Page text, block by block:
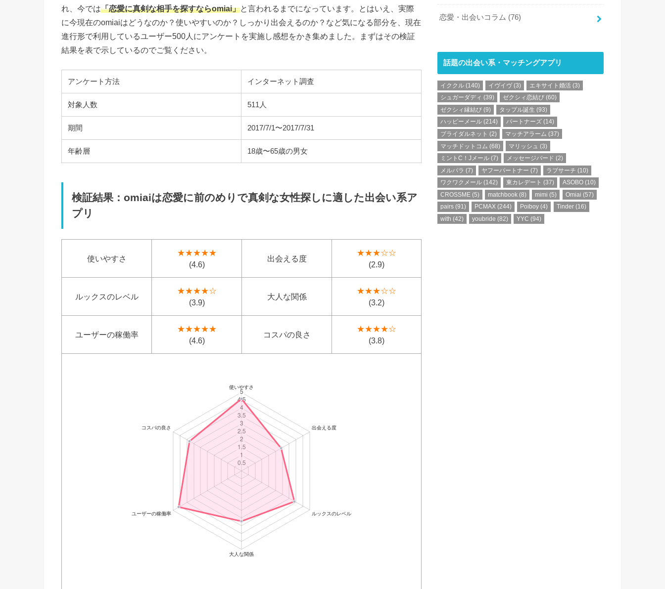
れ、今では「恋愛に真剣な相手を探すならomiai」と言われるまでになっています。とはいえ、実際
に今現在のomiaiはどうなのか？使いやすいのか？しっかり出会えるのか？など気になる部分を、現在
進行形で利用しているユーザー500人にアンケートを実施し感想をかき集めました。まずはその検証
結果を表で示しているのでご覧ください。
アンケート方法 インターネット調査
対象人数 511人
期間 2017/7/1〜2017/7/31
年齢層 18歳〜65歳の男女
検証結果：omiaiは恋愛に前のめりで真剣な女性探しに適した出会い系ア
プリ
使いやすさ
★★★★★
(4.6)
出会える度
★★★☆☆
(2.9)
ルックスのレベル
★★★★☆
(3.9)
大人な関係
★★★☆☆
(3.2)
ユーザーの稼働率
★★★★★
(4.6)
コスパの良さ
★★★★☆
(3.8)
恋愛・出会いコラム (76)
話題の出会い系・マッチングアプリ
イククル (140) イヴイヴ(3) エキサイト婚活 (3)
シュガーダディ (39) ゼクシィ恋結び (60)
ゼクシィ縁結び (9) タップル誕生 (93)
ハッピーメール (214) パートナーズ (14)
ブライダルネット (2) マッチアラーム (37)
マッチドットコム (68) マリッシュ (3)
ミントC！Jメール (7) メッセージバード (2)
メルパラ (7) ヤフーパートナー (7) ラブサーチ (10)
ワクワクメール (142) 東カレデート (37) ASOBO (10)
CROSSME (5) matchbook (8) mimi (5) Omiai (57)
pairs (91) PCMAX (244) Poiboy (4) Tinder(16)
with (42) youbride (82) YYC (94)